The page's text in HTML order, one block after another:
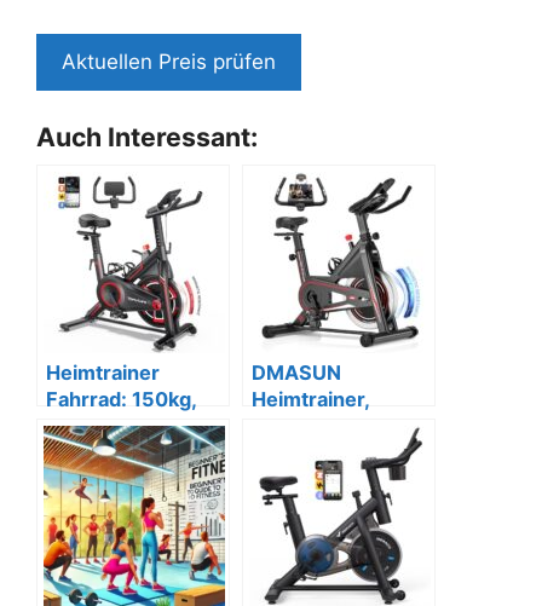
Aktuellen Preis prüfen
Auch Interessant:
Heimtrainer
Fahrrad: 150kg,
APP-Tracking,
leise, mit
Halterung.
DMASUN
Heimtrainer,
Widerstand, 160
kg, LCD.